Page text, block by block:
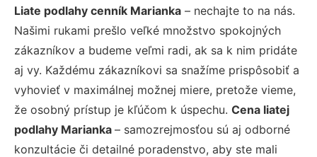
Liate podlahy cenník Marianka – nechajte to na nás.
Našimi rukami prešlo veľké množstvo spokojných
zákazníkov a budeme veľmi radi, ak sa k nim pridáte
aj vy. Každému zákazníkovi sa snažíme prispôsobiť a
vyhovieť v maximálnej možnej miere, pretože vieme,
že osobný prístup je kľúčom k úspechu. Cena liatej
podlahy Marianka – samozrejmosťou sú aj odborné
konzultácie či detailné poradenstvo, aby ste mali